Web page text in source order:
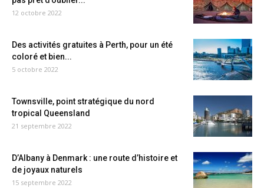
12 octobre 2022
Des activités gratuites à Perth, pour un été
coloré et bien...
5 octobre 2022
Townsville, point stratégique du nord
tropical Queensland
21 septembre 2022
D’Albany à Denmark : une route d’histoire et
de joyaux naturels
15 septembre 2022